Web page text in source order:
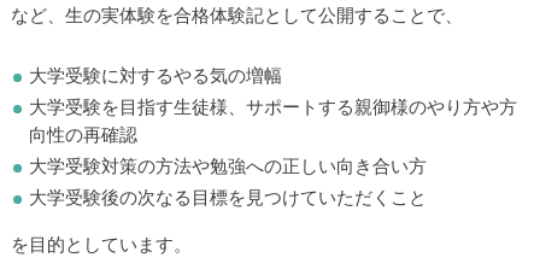
など、生の実体験を合格体験記として公開することで、
大学受験に対するやる気の増幅
大学受験を目指す生徒様、サポートする親御様のやり方や方
向性の再確認
大学受験対策の方法や勉強への正しい向き合い方
大学受験後の次なる目標を見つけていただくこと
を目的としています。